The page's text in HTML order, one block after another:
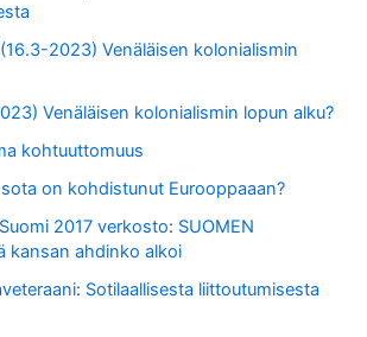
(16.3-2023) Venäläisen kolonialismin
Venäläisen kolonialismin lopun alku?
kohtuuttomuus
on kohdistunut Eurooppaaan?
2017 verkosto: SUOMEN
kansan ahdinko alkoi
: Sotilaallisesta liittoutumisesta